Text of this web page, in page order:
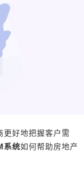
好地把握客户需
系统如何帮助房地产